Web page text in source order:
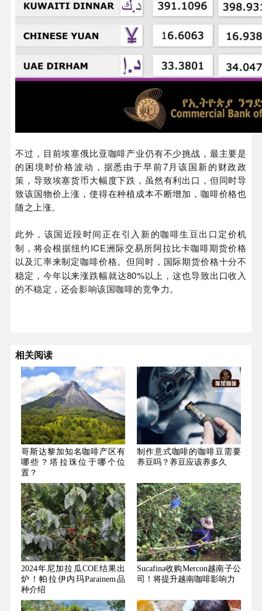
不过，目前埃塞俄比亚咖啡产业仍有不少挑战，最主要是
的困境时价格波动，据悉由于早前7月该国新的财政政
策，导致埃塞货币大幅度下跌，虽然有利出口，但同时导
致该国物价上涨，使得在种植成本不断增加，咖啡价格也
随之上涨。
此外，该国近段时间正在引入新的咖啡生豆出口定价机
制，将会根据纽约 ICE洲际交易所阿拉比卡咖啡期货价格
以及汇率来制定咖啡价格。但同时，国际期货价格十分不
稳定，今年以来涨跌幅就达80%以上，这也导致出口收入
的不稳定，还会影响该国咖啡的竞争力。
相关阅读
哥斯达黎加知名咖啡产区有
哪些？塔拉珠位于哪个位
置？
制作意式咖啡的咖啡豆需要
养豆吗？养豆应该养多久
2024年尼加拉瓜COE结果出
炉！帕拉伊内玛Parainem品
种介绍
Sucafina收购Mercon越南子公
司！将提升越南咖啡影响力